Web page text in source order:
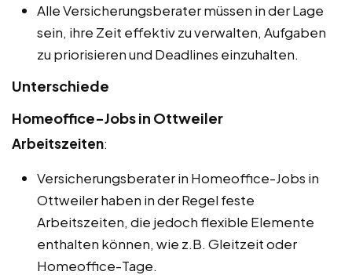
Alle Versicherungsberater müssen in der Lage
sein, ihre Zeit effektiv zu verwalten, Aufgaben
zu priorisieren und Deadlines einzuhalten.
Unterschiede
Homeoffice-Jobs in Ottweiler
Arbeitszeiten:
Versicherungsberater in Homeoffice-Jobs in
Ottweiler haben in der Regel feste
Arbeitszeiten, die jedoch flexible Elemente
enthalten können, wie z.B. Gleitzeit oder
Homeoffice-Tage.